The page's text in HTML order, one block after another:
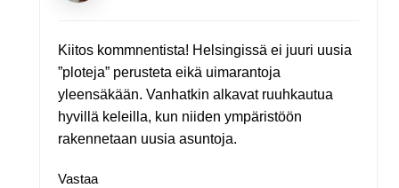
Kiitos kommnentista! Helsingissä ei juuri uusia
”ploteja” perusteta eikä uimarantoja
yleensäkään. Vanhatkin alkavat ruuhkautua
hyvillä keleilla, kun niiden ympäristöön
rakennetaan uusia asuntoja.
Vastaa